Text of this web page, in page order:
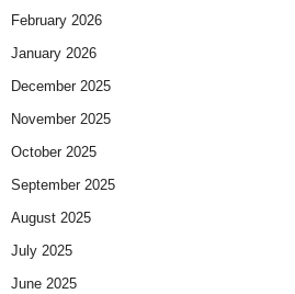
February 2026
January 2026
December 2025
November 2025
October 2025
September 2025
August 2025
July 2025
June 2025